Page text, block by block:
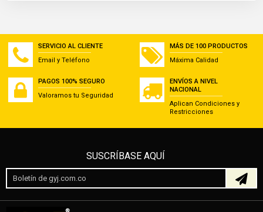
SERVICIO AL CLIENTE
Email y Teléfono
MÁS DE 100 PRODUCTOS
Máxima Calidad
PAGOS 100% SEGURO
Valoramos tu Seguridad
ENVÍOS A NIVEL
NACIONAL
Aplican Condiciones y
Restricciones
SUSCRÍBASE AQUÍ